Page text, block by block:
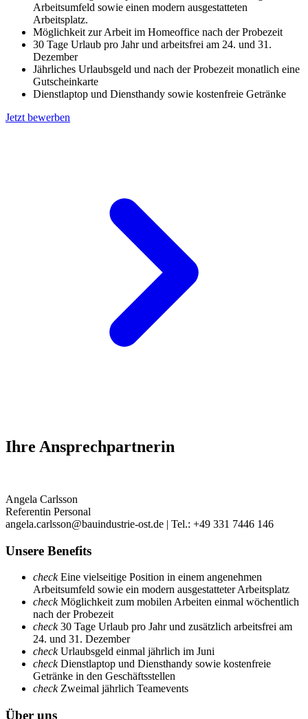
Arbeitsumfeld sowie einen modern ausgestatteten
Arbeitsplatz.
Möglichkeit zur Arbeit im Homeoffice nach der Probezeit
30 Tage Urlaub pro Jahr und arbeitsfrei am 24. und 31.
Dezember
Jährliches Urlaubsgeld und nach der Probezeit monatlich eine
Gutscheinkarte
Dienstlaptop und Diensthandy sowie kostenfreie Getränke
Jetzt bewerben
Ihre Ansprechpartnerin
Angela Carlsson
Referentin Personal
angela.carlsson@bauindustrie-ost.de | Tel.: +49 331 7446 146
Unsere Benefits
checkEine vielseitige Position in einem angenehmen
Arbeitsumfeld sowie ein modern ausgestatteter Arbeitsplatz
checkMöglichkeit zum mobilen Arbeiten einmal wöchentlich
nach der Probezeit
check30 Tage Urlaub pro Jahr und zusätzlich arbeitsfrei am
24. und 31. Dezember
checkUrlaubsgeld einmal jährlich im Juni
checkDienstlaptop und Diensthandy sowie kostenfreie
Getränke in den Geschäftsstellen
checkZweimal jährlich Teamevents
Über uns